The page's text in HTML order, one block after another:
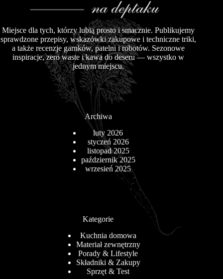
Miejsce dla tych, którzy lubią prosto i smacznie. Publikujemy
sprawdzone przepisy, wskazówki zakupowe i techniczne triki,
a także recenzje garnków, patelni i robotów. Sezonowe
inspiracje, zero waste i kawa do deseru — wszystko w
jednym miejscu.
Archiwa
luty 2026
styczeń 2026
listopad 2025
październik 2025
wrzesień 2025
Kategorie
Kuchnia domowa
Materiał zewnętrzny
Porady & Lifestyle
Składniki & Zakupy
Sprzęt & Test